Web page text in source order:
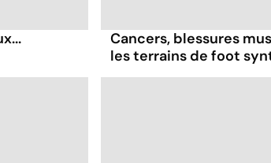
Cancers, blessures
les terrains de foot